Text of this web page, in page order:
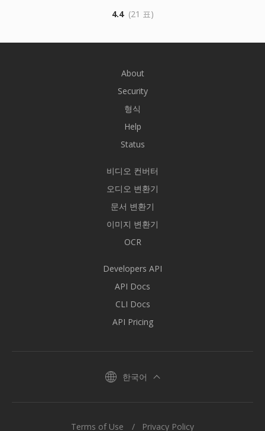
4.4 (21 표)
About
Security
형식
Help
Status
비디오 컨버터
오디오 변환기
문서 변환기
이미지 변환기
OCR
Developers API
API Docs
CLI Docs
API Pricing
한국어
Terms of Use Privacy Policy